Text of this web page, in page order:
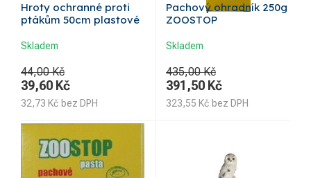
Hroty ochranné proti
ptákům 50cm plastové
Skladem
44,00 Kč
39,60 Kč
32,73 Kč bez DPH
Pachový ohradník 250g
ZOOSTOP
Skladem
435,00 Kč
391,50 Kč
323,55 Kč bez DPH